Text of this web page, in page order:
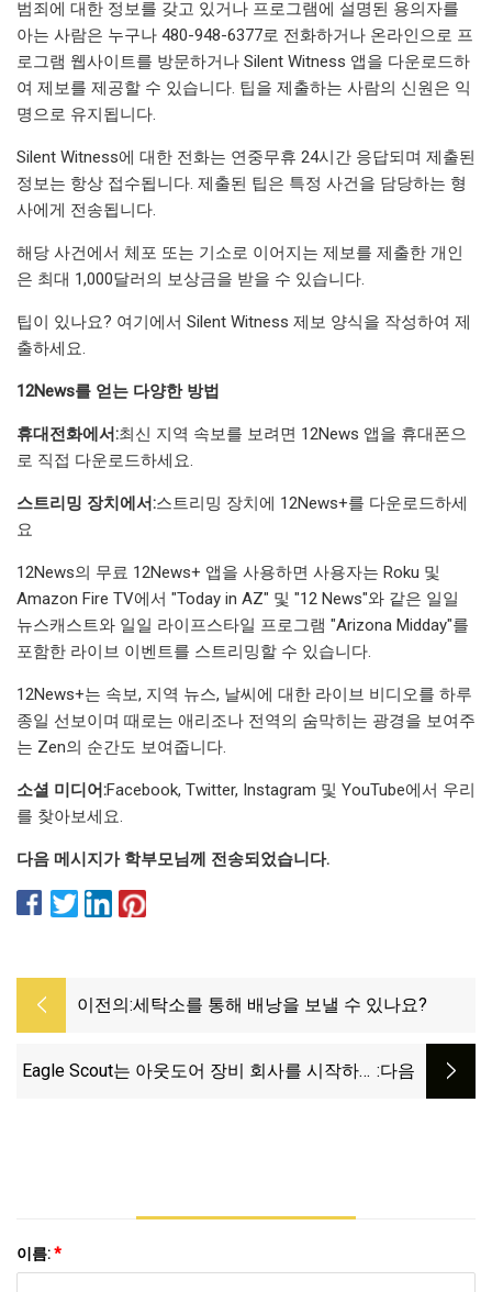
범죄에 대한 정보를 갖고 있거나 프로그램에 설명된 용의자를
아는 사람은 누구나 480-948-6377로 전화하거나 온라인으로 프
로그램 웹사이트를 방문하거나 Silent Witness 앱을 다운로드하
여 제보를 제공할 수 있습니다. 팁을 제출하는 사람의 신원은 익
명으로 유지됩니다.
Silent Witness에 대한 전화는 연중무휴 24시간 응답되며 제출된
정보는 항상 접수됩니다. 제출된 팁은 특정 사건을 담당하는 형
사에게 전송됩니다.
해당 사건에서 체포 또는 기소로 이어지는 제보를 제출한 개인
은 최대 1,000달러의 보상금을 받을 수 있습니다.
팁이 있나요? 여기에서 Silent Witness 제보 양식을 작성하여 제
출하세요.
12News를 얻는 다양한 방법
휴대전화에서:최신 지역 속보를 보려면 12News 앱을 휴대폰으
로 직접 다운로드하세요.
스트리밍 장치에서:스트리밍 장치에 12News+를 다운로드하세
요
12News의 무료 12News+ 앱을 사용하면 사용자는 Roku 및
Amazon Fire TV에서 "Today in AZ" 및 "12 News"와 같은 일일
뉴스캐스트와 일일 라이프스타일 프로그램 "Arizona Midday"를
포함한 라이브 이벤트를 스트리밍할 수 있습니다.
12News+는 속보, 지역 뉴스, 날씨에 대한 라이브 비디오를 하루
종일 선보이며 때로는 애리조나 전역의 숨막히는 광경을 보여주
는 Zen의 순간도 보여줍니다.
소셜 미디어:Facebook, Twitter, Instagram 및 YouTube에서 우리
를 찾아보세요.
다음 메시지가 학부모님께 전송되었습니다.
이전의:세탁소를 통해 배낭을 보낼 수 있나요?
Eagle Scout는 아웃도어 장비 회사를 시작하고 :다음
이름:*